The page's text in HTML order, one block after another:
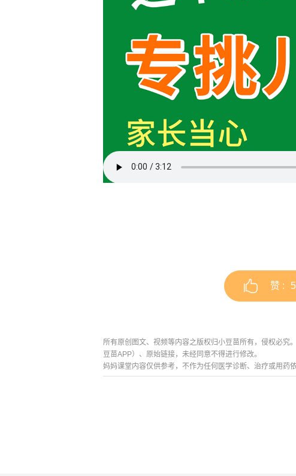
赞 :
所有原创图文、视频等内容之版权归小豆苗所有，侵权必
豆苗APP）、原始链接，未经同意不得进行修改。
妈妈课堂内容仅供参考，不作为任何医学诊断、治疗或用药